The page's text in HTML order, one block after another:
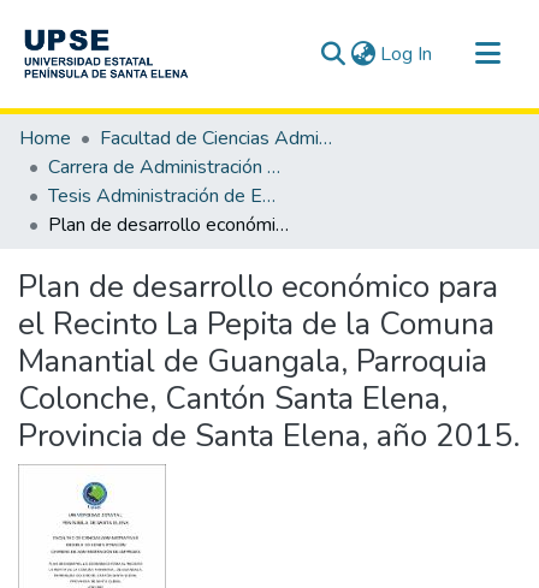
Log In (current)
Communities & Collections
All of DSpace
Statistics
Home
Facultad de Ciencias Administrativas
Carrera de Administración de Empresas
Tesis Administración de Empresas
Plan de desarrollo económico para el Recinto La Pepita de la Comuna Manantial de Guangala, Parroquia Colonche, Cantón Santa Elena, Provincia de Santa Elena, año 2015.
Plan de desarrollo económico para
el Recinto La Pepita de la Comuna
Manantial de Guangala, Parroquia
Colonche, Cantón Santa Elena,
Provincia de Santa Elena, año 2015.